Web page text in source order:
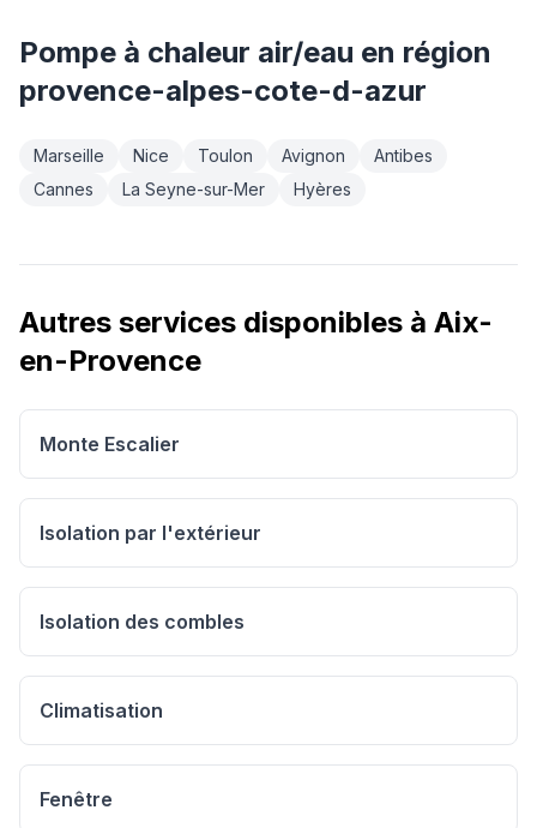
Pompe à chaleur air/eau en région
provence-alpes-cote-d-azur
Marseille Nice Toulon Avignon
Antibes
Cannes
La Seyne-sur-Mer Hyères
Autres services disponibles à Aix-
en-Provence
Monte Escalier
Isolation par l'extérieur
Isolation des combles
Climatisation
Fenêtre